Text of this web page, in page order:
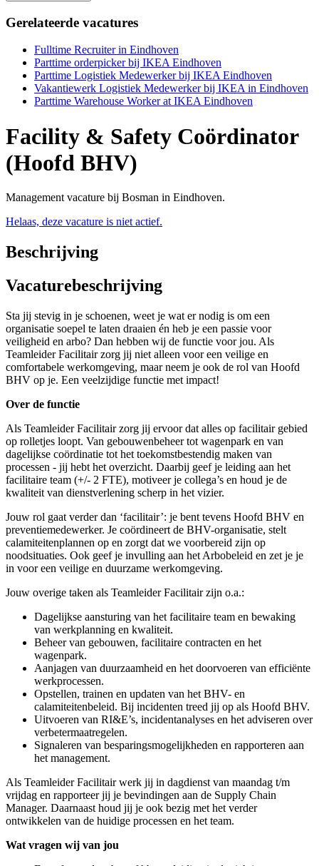
Gerelateerde vacatures
Fulltime Recruiter in Eindhoven
Parttime orderpicker bij IKEA Eindhoven
Parttime Logistiek Medewerker bij IKEA Eindhoven
Vakantiewerk Logistiek Medewerker bij IKEA in Eindhoven
Parttime Warehouse Worker at IKEA Eindhoven
Facility & Safety Coördinator
(Hoofd BHV)
Management vacature bij Bosman in Eindhoven.
Helaas, deze vacature is niet actief.
Beschrijving
Vacaturebeschrijving
Sta jij stevig in je schoenen, weet je wat er nodig is om een
organisatie soepel te laten draaien én heb je een passie voor
veiligheid en arbo? Dan hebben wij de functie voor jou. Als
Teamleider Facilitair zorg jij niet alleen voor een veilige en
comfortabele werkomgeving, maar neem je ook de rol van Hoofd
BHV op je. Een veelzijdige functie met impact!
Over de functie
Als Teamleider Facilitair zorg jij ervoor dat alles op facilitair gebied
op rolletjes loopt. Van gebouwenbeheer tot wagenpark en van
dagelijkse coördinatie tot het toekomstbestendig maken van
processen - jij hebt het overzicht. Daarbij geef je leiding aan het
facilitaire team (+/- 2 FTE), motiveer je collega’s en houd je de
kwaliteit van dienstverlening scherp in het vizier.
Jouw rol gaat verder dan ‘facilitair’: je bent tevens Hoofd BHV en
preventiemedewerker. Je coördineert de BHV-organisatie, stelt
calamiteitenplannen op en zorgt dat we voorbereid zijn op
noodsituaties. Ook geef je invulling aan het Arbobeleid en zet je je
in voor een veilige en duurzame werkomgeving.
Jouw overige taken als Teamleider Facilitair zijn o.a.:
Dagelijkse aansturing van het facilitaire team en bewaking
van werkplanning en kwaliteit.
Beheer van gebouwen, facilitaire contracten en het
wagenpark.
Aanjagen van duurzaamheid en het doorvoeren van efficiënte
werkprocessen.
Opstellen, trainen en updaten van het BHV- en
calamiteitenbeleid. Bij incidenten treed jij op als Hoofd BHV.
Uitvoeren van RI&E’s, incidentanalyses en het adviseren over
verbetermaatregelen.
Signaleren van besparingsmogelijkheden en rapporteren aan
het management.
Als Teamleider Facilitair werk jij in dagdienst van maandag t/m
vrijdag en rapporteer jij je bevindingen aan de Supply Chain
Manager. Daarnaast houd jij je ook bezig met het verder
ontwikkelen van de huidige processen en het team.
Wat vragen wij van jou